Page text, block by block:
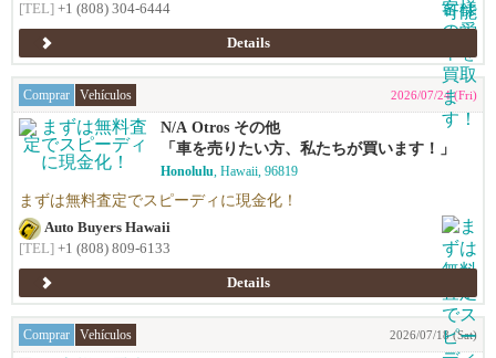
[TEL] +1 (808) 304-6444
Details
Comprar Vehículos 2026/07/24 (Fri)
N/A Otros その他
「車を売りたい方、私たちが買います！」
Honolulu, Hawaii, 96819
まずは無料査定でスピーディに現金化！
Auto Buyers Hawaii
[TEL] +1 (808) 809-6133
Details
Comprar Vehículos 2026/07/18 (Sat)